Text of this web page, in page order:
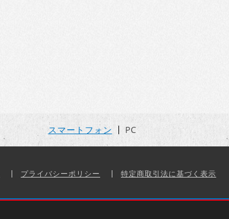
スマートフォン PC
プライバシーポリシー 特定商取引法に基づく表示